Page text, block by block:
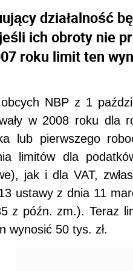
działalność
ich obroty nie
roku limit ten
NBP z 1
w 2008 roku dla
lub pierwszego
limitów dla
jak i dla VAT,
ustawy z dnia 11
z późn. zm.). Teraz
wynosić 50 tys. zł.